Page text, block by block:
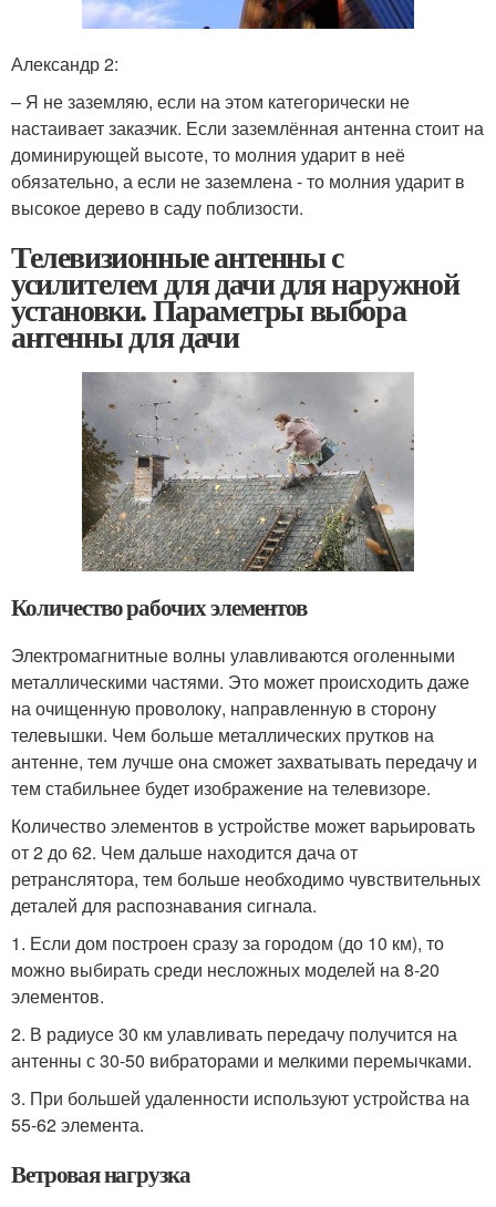
Александр 2:
– Я не заземляю, если на этом категорически не
настаивает заказчик. Если заземлённая антенна стоит на
доминирующей высоте, то молния ударит в неё
обязательно, а если не заземлена - то молния ударит в
высокое дерево в саду поблизости.
Телевизионные антенны с
усилителем для дачи для наружной
установки. Параметры выбора
антенны для дачи
Количество рабочих элементов
Электромагнитные волны улавливаются оголенными
металлическими частями. Это может происходить даже
на очищенную проволоку, направленную в сторону
телевышки. Чем больше металлических прутков на
антенне, тем лучше она сможет захватывать передачу и
тем стабильнее будет изображение на телевизоре.
Количество элементов в устройстве может варьировать
от 2 до 62. Чем дальше находится дача от
ретранслятора, тем больше необходимо чувствительных
деталей для распознавания сигнала.
1. Если дом построен сразу за городом (до 10 км), то
можно выбирать среди несложных моделей на 8-20
элементов.
2. В радиусе 30 км улавливать передачу получится на
антенны с 30-50 вибраторами и мелкими перемычками.
3. При большей удаленности используют устройства на
55-62 элемента.
Ветровая нагрузка